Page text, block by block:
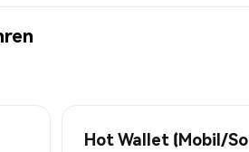
Hot Wallet (Mobil/